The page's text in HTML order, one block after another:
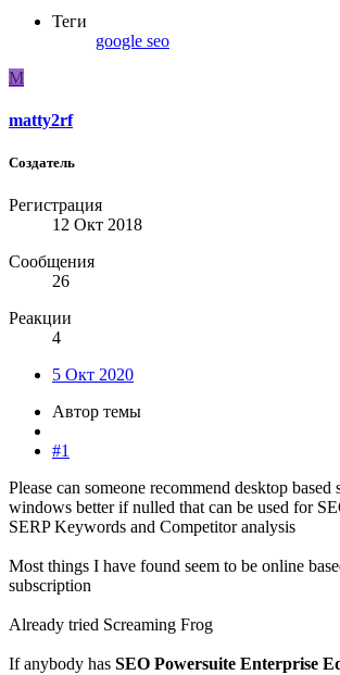
Теги
google seo
M
matty2rf
Создатель
Регистрация
12 Окт 2018
Сообщения
26
Реакции
4
5 Окт 2020
Автор темы
#1
Please can someone recommend desktop based
windows better if nulled that can be used for
SERP Keywords and Competitor analysis
Most things I have found seem to be online
subscription
Already tried Screaming Frog
If anybody has SEO Powersuite Enterprise